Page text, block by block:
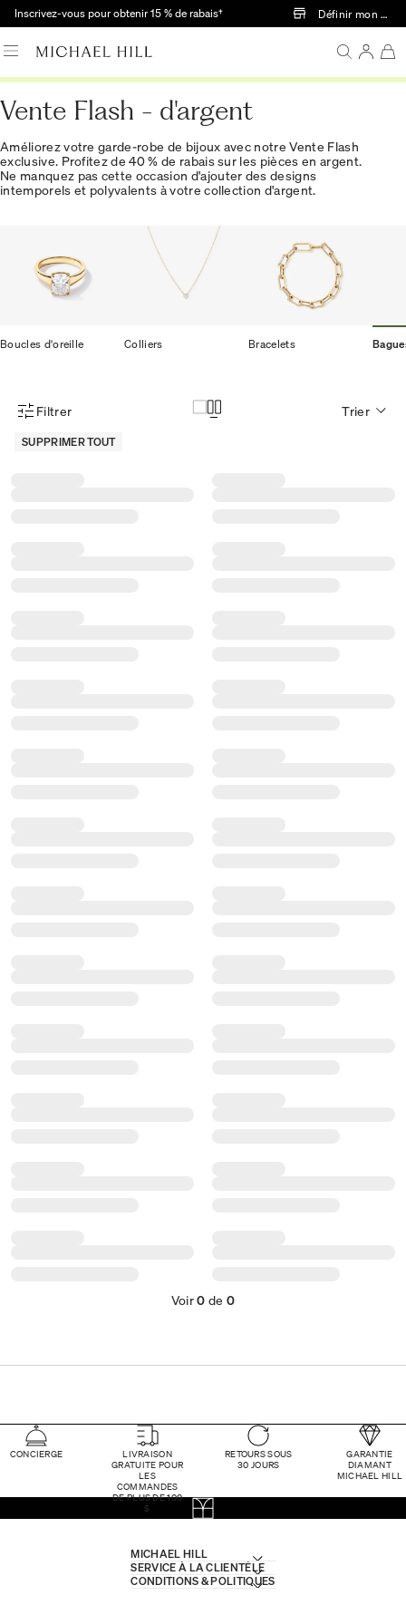
Passer au contenu principal
Inscrivez-vous pour obtenir 15 % de rabais† Définir mon
Vente Flash - d'argent
Améliorez votre garde-robe de bijoux avec notre Vente Flash
exclusive. Profitez de 40 % de rabais sur les pièces en argent.
Ne manquez pas cette occasion d'ajouter des designs
intemporels et polyvalents à votre collection d'argent.
Boucles d'oreille Colliers Bracelets
Menu des filtres d'articles
Filtrer
SUPPRIMER TOUT
Trier
Voir0 de 0
CONCIERGE
LIVRAISON
GRATUITE POUR
LES
COMMANDES
DE PLUS DE 100
$
RETOURS SOUS
30 JOURS
GARANTIE
DIAMANT
MICHAEL HILL
MICHAEL HILL
SERVICE À LA CLIENTÈLE
CONDITIONS & POLITIQUES